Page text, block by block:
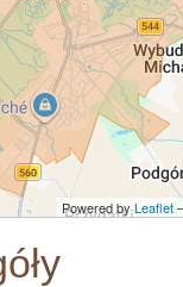
Powered byLeaflet